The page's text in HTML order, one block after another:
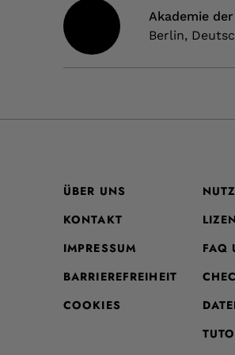
Akademie
Berlin,
ÜBER UNS
KONTAKT
IMPRESSUM
BARRIEREFREIHEIT
COOKIES
FAQ